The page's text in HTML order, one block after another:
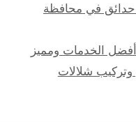
حدائق في محافظة
الخدمات ومميز
شلالات